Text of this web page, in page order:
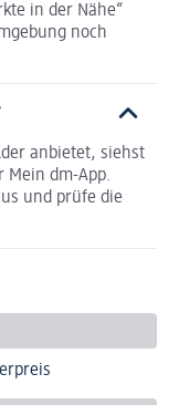
in der Nähe“
noch
anbietet, siehst
Mein dm-App.
und prüfe die